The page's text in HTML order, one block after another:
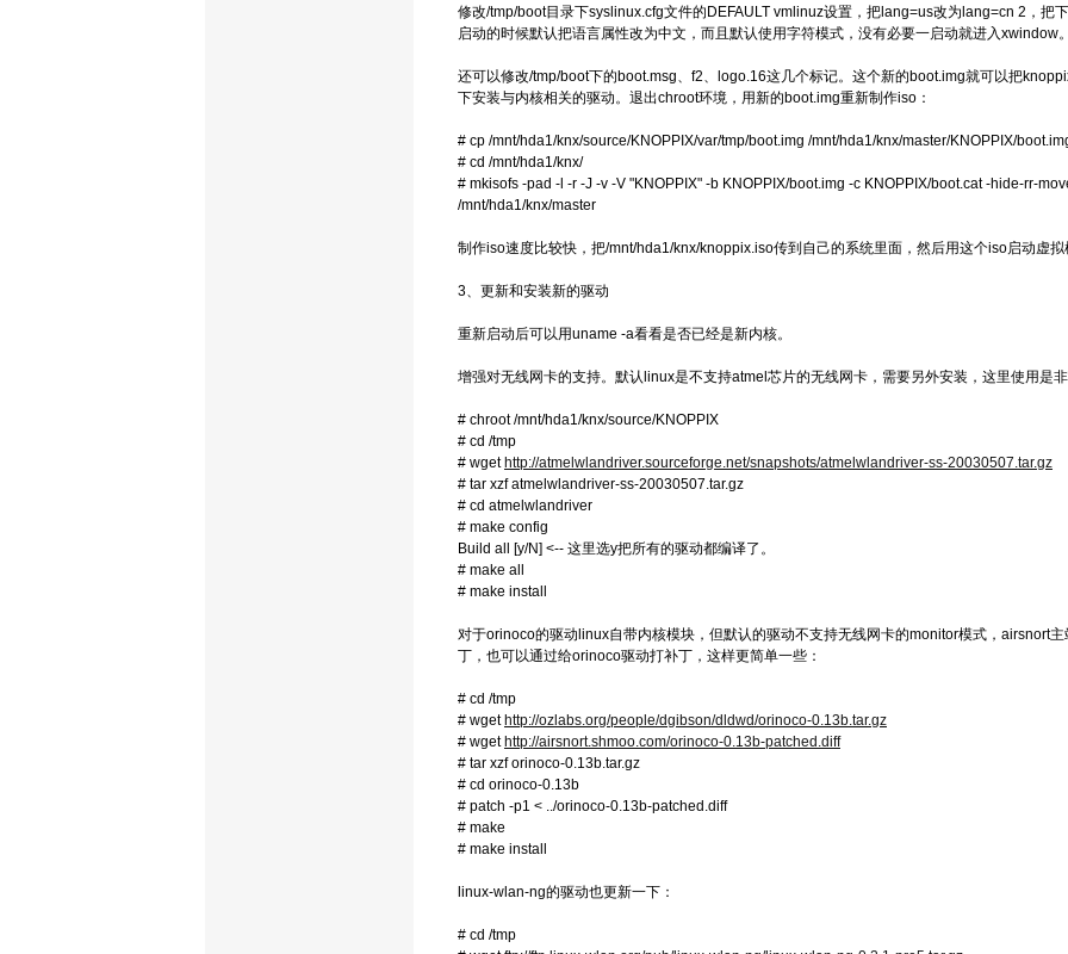
修改/tmp/boot目录下syslinux.cfg文件的DEFAULT vmlinuz设置，把lang=us改为lang=cn 2，把
启动的时候默认把语言属性改为中文，而且默认使用字符模式，没有必要一启动就进入xwindow。
还可以修改/tmp/boot下的boot.msg、f2、logo.16这几个标记。这个新的boot.img就可以把
下安装与内核相关的驱动。退出chroot环境，用新的boot.img重新制作iso：
# cp /mnt/hda1/knx/source/KNOPPIX/var/tmp/boot.img /mnt/hda1/knx/master/KNOPPIX/
# cd /mnt/hda1/knx/
# mkisofs -pad -l -r -J -v -V "KNOPPIX" -b KNOPPIX/boot.img -c KNOPPIX/boot.cat -hide-rr-
/mnt/hda1/knx/master
制作iso速度比较快，把/mnt/hda1/knx/knoppix.iso传到自己的系统里面，然后用这个iso启动虚拟
3、更新和安装新的驱动
重新启动后可以用uname -a看看是否已经是新内核。
增强对无线网卡的支持。默认linux是不支持atmel芯片的无线网卡，需要另外安装，这里使用是非
# chroot /mnt/hda1/knx/source/KNOPPIX
# cd /tmp
# wget http://atmelwlandriver.sourceforge.net/snapshots/atmelwlandriver-ss-20030507.tar.gz
# tar xzf atmelwlandriver-ss-20030507.tar.gz
# cd atmelwlandriver
# make config
Build all [y/N] <-- 这里选y把所有的驱动都编译了。
# make all
# make install
对于orinoco的驱动linux自带内核模块，但默认的驱动不支持无线网卡的monitor模式，airsnort
丁，也可以通过给orinoco驱动打补丁，这样更简单一些：
# cd /tmp
# wget http://ozlabs.org/people/dgibson/dldwd/orinoco-0.13b.tar.gz
# wget http://airsnort.shmoo.com/orinoco-0.13b-patched.diff
# tar xzf orinoco-0.13b.tar.gz
# cd orinoco-0.13b
# patch -p1 < ../orinoco-0.13b-patched.diff
# make
# make install
linux-wlan-ng的驱动也更新一下：
# cd /tmp